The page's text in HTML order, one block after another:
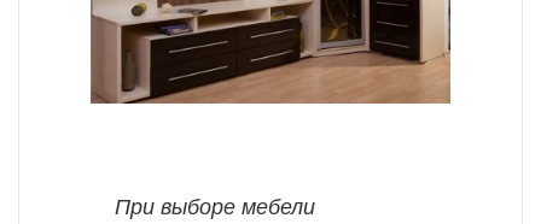
При выборе мебели